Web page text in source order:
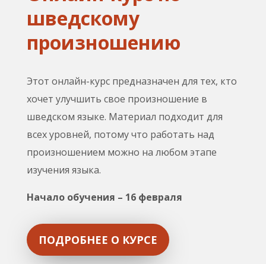
шведскому
произношению
Этот онлайн-курс предназначен для тех, кто
хочет улучшить свое произношение в
шведском языке. Материал подходит для
всех уровней, потому что работать над
произношением можно на любом этапе
изучения языка.
Начало обучения – 16 февраля
ПОДРОБНЕЕ О КУРСЕ